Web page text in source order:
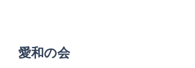
​愛和の会